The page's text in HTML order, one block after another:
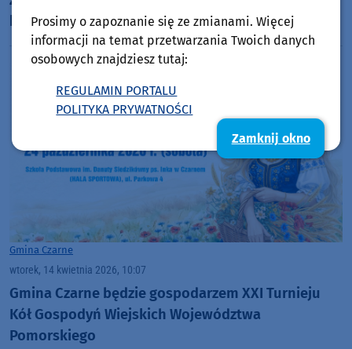
końca roku szkolnego
Gmina Czarne
wtorek, 14 kwietnia 2026, 10:07
Gmina Czarne będzie gospodarzem XXI Turnieju
Kół Gospodyń Wiejskich Województwa
Pomorskiego
Prosimy o zapoznanie się ze zmianami. Więcej
informacji na temat przetwarzania Twoich danych
osobowych znajdziesz tutaj:
REGULAMIN PORTALU
POLITYKA PRYWATNOŚCI
Zamknij okno